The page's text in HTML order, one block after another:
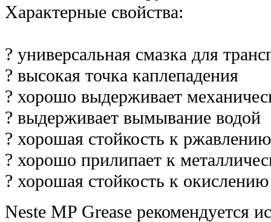
Характерные свойства:
? универсальная смазка для
? высокая точка каплепадения
? хорошо выдерживает
? выдерживает вымывание водой
? хорошая стойкость к ржавлению
? хорошо прилипает к
? хорошая стойкость к окислению
Neste MP Grease рекомендуется